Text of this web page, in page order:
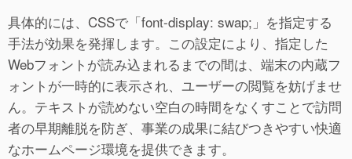
具体的には、CSSで「font-display: swap;」を指定する
手法が効果を発揮します。この設定により、指定した
Webフォントが読み込まれるまでの間は、端末の内蔵フ
ォントが一時的に表示され、ユーザーの閲覧を妨げませ
ん。テキストが読めない空白の時間をなくすことで訪問
者の早期離脱を防ぎ、事業の成果に結びつきやすい快適
なホームページ環境を提供できます。